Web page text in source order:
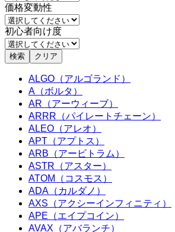
価格変動性
初心者向け度
検索 クリア
ALGO（アルゴランド）
A（ボルタ）
AR（アーウィーブ）
ARRR（パイレートチェーン）
ALEO（アレオ）
APT（アプトス）
ARB（アービトラム）
ASTR（アスター）
ATOM（コスモス）
ADA（カルダノ）
AXS（アクシーインフィニティ）
APE（エイプコイン）
AVAX（アバランチ）